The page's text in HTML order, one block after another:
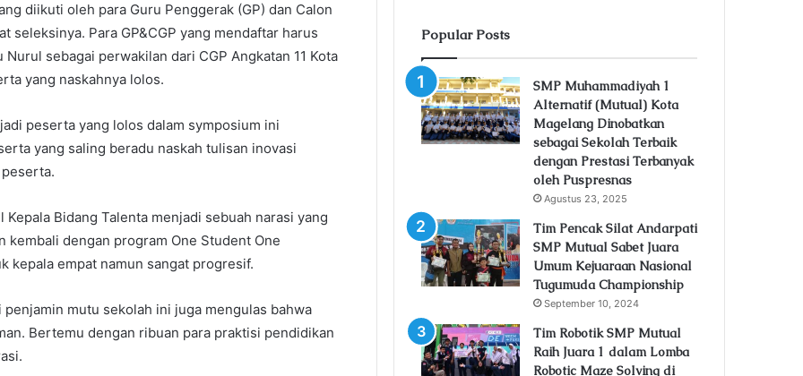
diikuti oleh para Guru Penggerak (GP) dan Calon
seleksinya. Para GP&CGP yang mendaftar harus
sebagai perwakilan dari CGP Angkatan 11 Kota
yang naskahnya lolos.
peserta yang lolos dalam symposium ini
yang saling beradu naskah tulisan inovasi
Kepala Bidang Talenta menjadi sebuah narasi yang
kembali dengan program One Student One
kepala empat namun sangat progresif.
mutu sekolah ini juga mengulas bahwa
Bertemu dengan ribuan para praktisi pendidikan
Popular Posts
SMP Muhammadiyah 1
Alternatif (Mutual) Kota
Magelang Dinobatkan
sebagai Sekolah Terbaik
dengan Prestasi Terbanyak
oleh Puspresnas
Agustus 23, 2025
Tim Pencak Silat Andarpati
SMP Mutual Sabet Juara
Umum Kejuaraan Nasional
Tugumuda Championship
September 10, 2024
Tim Robotik SMP Mutual
Raih Juara 1 dalam Lomba
Robotic Maze Solving di